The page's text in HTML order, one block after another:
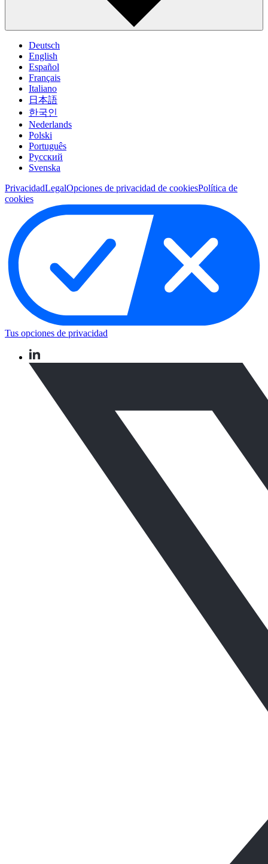
Deutsch
English
Español
Français
Italiano
日本語
한국인
Nederlands
Polski
Português
Pусский
Svenska
PrivacidadLegalOpciones de privacidad de cookiesPolítica de
cookies
Tus opciones de privacidad